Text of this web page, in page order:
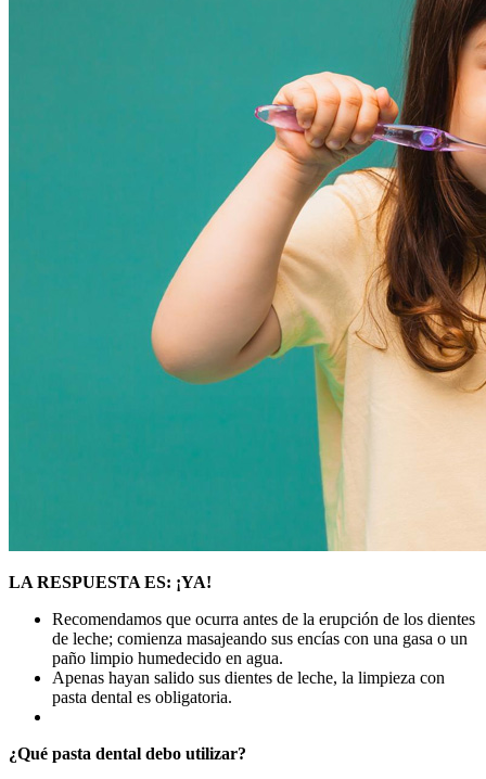
LA RESPUESTA ES: ¡YA!
Recomendamos que ocurra antes de la erupción de los dientes
de leche; comienza masajeando sus encías con una gasa o un
paño limpio humedecido en agua.
Apenas hayan salido sus dientes de leche, la limpieza con
pasta dental es obligatoria.
¿Qué pasta dental debo utilizar?